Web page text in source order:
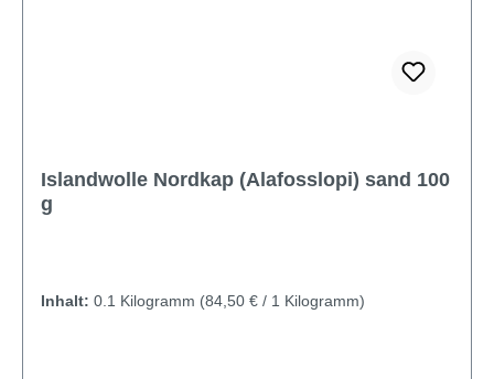
Islandwolle Nordkap (Alafosslopi) sand 100
g
Inhalt: 0.1 Kilogramm (84,50 € / 1 Kilogramm)